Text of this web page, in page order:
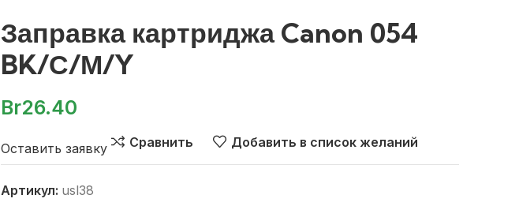
Заправка картриджа Canon 054
BK/С/М/Y
Br26.40
Оставить заявку Сравнить Добавить в список желаний
Артикул: usl38